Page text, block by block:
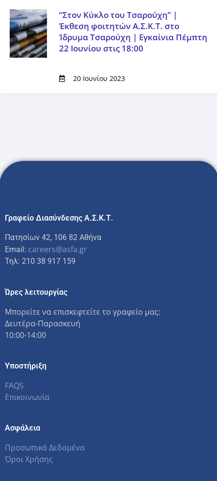
“Στον Κύκλο του Τσαρούχη” |
Έκθεση φοιτητών Α.Σ.Κ.Τ. στο
Ίδρυμα Τσαρούχη | Εγκαίνια Πέμπτη
22 Ιουνίου στις 18:00
20 Ιουνίου 2023
Γραφείο Διασύνδεσης Α.Σ.Κ.Τ.
Πατησίων 42, 106 82 Αθήνα
Email: careers@asfa.gr
Τηλ: 210 38 917 159
Ώρες λειτουργίας
Μπορείτε να επισκεφτείτε το γραφείο μας:
Δευτέρα-Παρασκευή
10:00-14:00
Υποστήριξη
FAQS
Επικοινωνία
Ασφάλεια
Προσωπικά Δεδομένα
Όροι Χρήσης